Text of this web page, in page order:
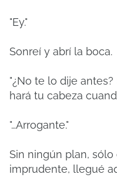
"Ey."
Sonreí y abrí la boca.
"¿No te lo dije
hará tu cabeza
"…Arrogante."
Sin ningún plan,
imprudente, llegué